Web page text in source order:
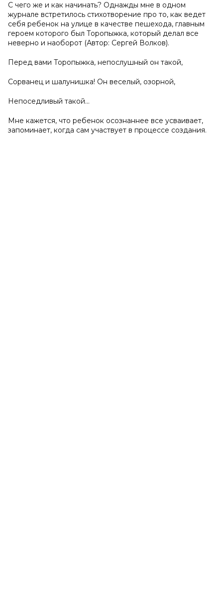
С чего же и как начинать? Однажды мне в одном
журнале встретилось стихотворение про то, как ведет
себя ребенок на улице в качестве пешехода, главным
героем которого был Торопыжка, который делал все
неверно и наоборот (Автор: Сергей Волков).
Перед вами Торопыжка, непослушный он такой,
Сорванец и шалунишка! Он веселый, озорной,
Непоседливый такой…
Мне кажется, что ребенок осознаннее все усваивает,
запоминает, когда сам участвует в процессе создания.